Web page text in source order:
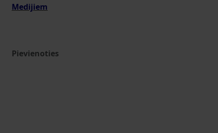
Medijiem
Pievienoties